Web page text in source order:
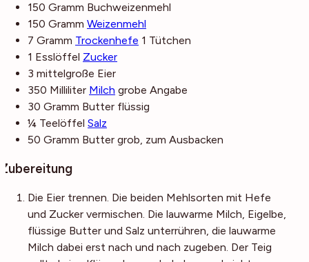
150 Gramm Buchweizenmehl
150 Gramm Weizenmehl
7 Gramm Trockenhefe 1 Tütchen
1 Esslöffel Zucker
3 mittelgroße Eier
350 Milliliter Milch grobe Angabe
30 Gramm Butter flüssig
¼ Teelöffel Salz
50 Gramm Butter grob, zum Ausbacken
Zubereitung
Die Eier trennen. Die beiden Mehlsorten mit Hefe
und Zucker vermischen. Die lauwarme Milch, Eigelbe,
flüssige Butter und Salz unterrühren, die lauwarme
Milch dabei erst nach und nach zugeben. Der Teig